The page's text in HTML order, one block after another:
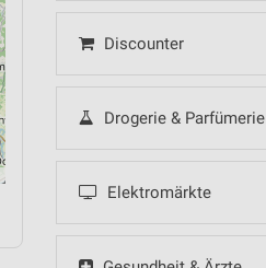
Discounter
Drogerie & Parfümerie
Elektromärkte